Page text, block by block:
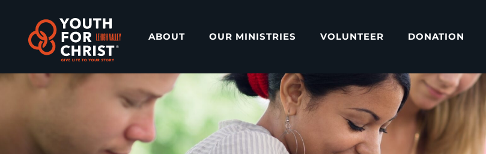
ABOUT OUR MINISTRIES VOLUNTEER DONATION